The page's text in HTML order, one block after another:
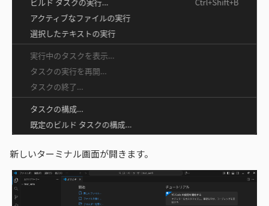
新しいターミナル画面が開きます。